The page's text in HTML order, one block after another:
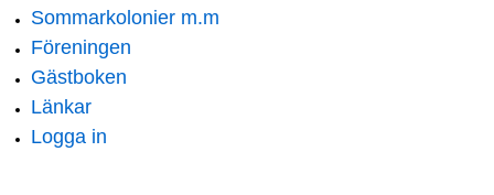
Sommarkolonier m.m
Föreningen
Gästboken
Länkar
Logga in